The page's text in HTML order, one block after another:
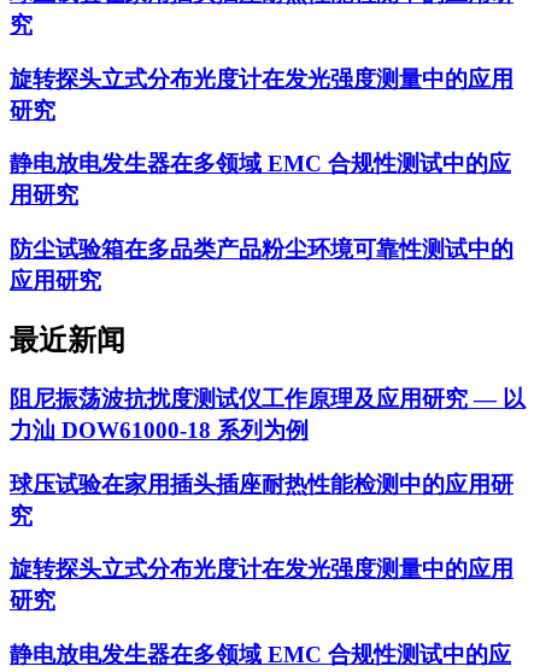
究
旋转探头立式分布光度计在发光强度测量中的应用
研究
静电放电发生器在多领域 EMC 合规性测试中的应
用研究
防尘试验箱在多品类产品粉尘环境可靠性测试中的
应用研究
最近新闻
阻尼振荡波抗扰度测试仪工作原理及应用研究 — 以
力汕 DOW61000-18 系列为例
球压试验在家用插头插座耐热性能检测中的应用研
究
旋转探头立式分布光度计在发光强度测量中的应用
研究
静电放电发生器在多领域 EMC 合规性测试中的应